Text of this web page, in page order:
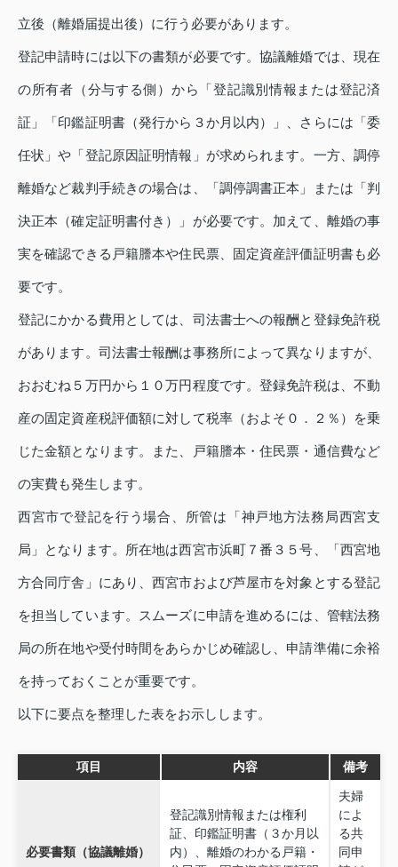
立後（離婚届提出後）に行う必要があります。
登記申請時には以下の書類が必要です。協議離婚では、現在
の所有者（分与する側）から「登記識別情報または登記済
証」「印鑑証明書（発行から３か月以内）」、さらには「委
任状」や「登記原因証明情報」が求められます。一方、調停
離婚など裁判手続きの場合は、「調停調書正本」または「判
決正本（確定証明書付き）」が必要です。加えて、離婚の事
実を確認できる戸籍謄本や住民票、固定資産評価証明書も必
要です。
登記にかかる費用としては、司法書士への報酬と登録免許税
があります。司法書士報酬は事務所によって異なりますが、
おおむね５万円から１０万円程度です。登録免許税は、不動
産の固定資産税評価額に対して税率（およそ０．２％）を乗
じた金額となります。また、戸籍謄本・住民票・通信費など
の実費も発生します。
西宮市で登記を行う場合、所管は「神戸地方法務局西宮支
局」となります。所在地は西宮市浜町７番３５号、「西宮地
方合同庁舎」にあり、西宮市および芦屋市を対象とする登記
を担当しています。スムーズに申請を進めるには、管轄法務
局の所在地や受付時間をあらかじめ確認し、申請準備に余裕
を持っておくことが重要です。
以下に要点を整理した表をお示しします。
項目 内容 備考
必要書類（協議離婚）
登記識別情報または権利
証、印鑑証明書（３か月以
内）、離婚のわかる戸籍・
夫婦
によ
る共
同申